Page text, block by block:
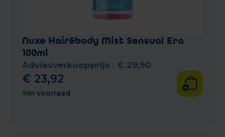
Nuxe Hair&body Mist Sensual Era
100ml
Adviesverkoopprijs : € 29,90
€ 23,92
In voorraad